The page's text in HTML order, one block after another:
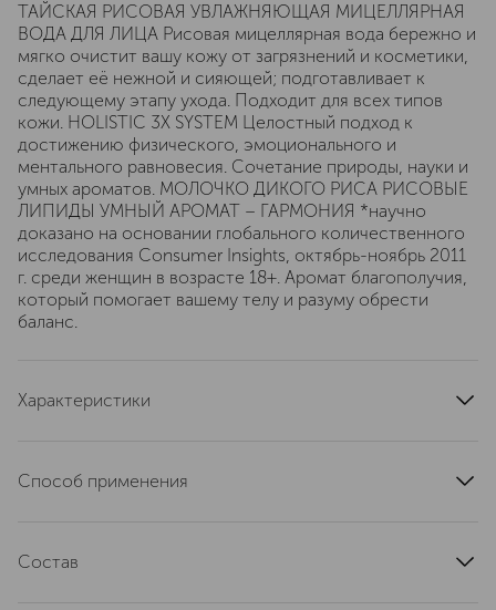
ТАЙСКАЯ РИСОВАЯ УВЛАЖНЯЮЩАЯ МИЦЕЛЛЯРНАЯ
ВОДА ДЛЯ ЛИЦА Рисовая мицеллярная вода бережно и
мягко очистит вашу кожу от загрязнений и косметики,
сделает её нежной и сияющей; подготавливает к
следующему этапу ухода. Подходит для всех типов
кожи. HOLISTIC 3X SYSTEM Целостный подход к
достижению физического, эмоционального и
ментального равновесия. Сочетание природы, науки и
умных ароматов. МОЛОЧКО ДИКОГО РИСА РИСОВЫЕ
ЛИПИДЫ УМНЫЙ АРОМАТ – ГАРМОНИЯ *научно
доказано на основании глобального количественного
исследования Consumer Insights, октябрь-ноябрь 2011
г. среди женщин в возрасте 18+. Аромат благополучия,
который помогает вашему телу и разуму обрести
баланс.
Характеристики
Способ применения
несколько секунд, закрыв глаза, затем бережно удалите
Состав